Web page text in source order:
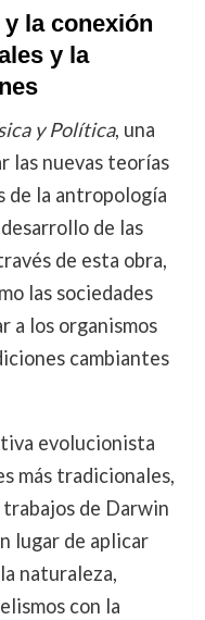
la conexión
y la
y Política, una
las nuevas teorías
de la antropología
de las
de esta obra,
las sociedades
a los organismos
cambiantes
evolucionista
más tradicionales,
de Darwin
lugar de aplicar
naturaleza,
con la